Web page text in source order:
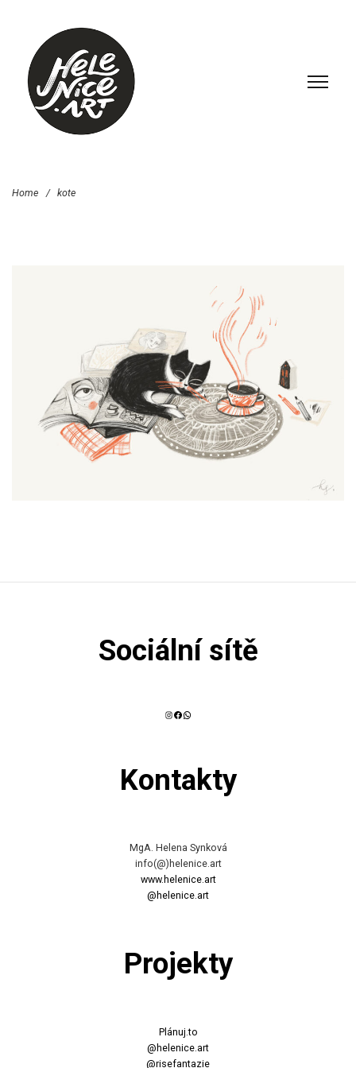
Home / kote
Sociální sítě
InstagramFacebook WhatsApp
Kontakty
MgA. Helena Synková
info(@)helenice.art
www.helenice.art
@helenice.art
Projekty
Plánuj.to
@helenice.art
@risefantazie